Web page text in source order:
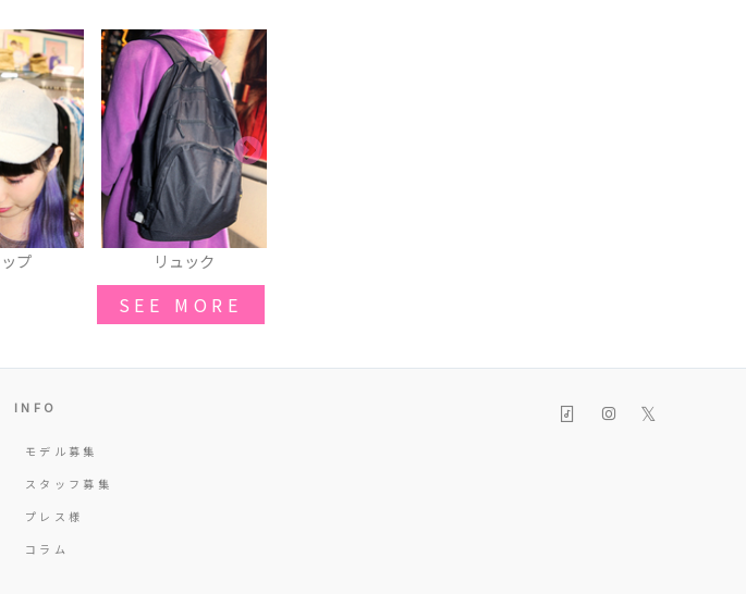
ク ショルダーバッグ
SEE MORE
INFO
モデル募集
スタッフ募集
プレス様
コラム
𝕏